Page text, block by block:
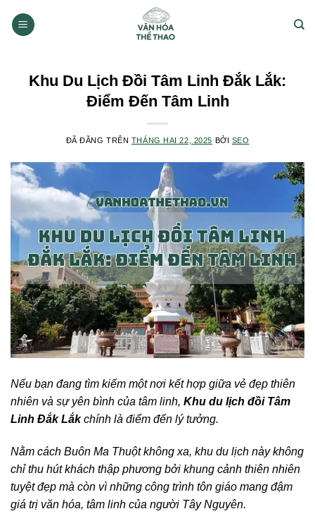
đến
Khu Du Lịch Đồi Tâm Linh Đắk Lắk:
Điểm Đến Tâm Linh
ĐÃ ĐĂNG TRÊN THÁNG HAI 22, 2025 BỞI SEO
Nếu bạn đang tìm kiếm một nơi kết hợp giữa vẻ đẹp thiên
nhiên và sự yên bình của tâm linh, Khu du lịch đồi Tâm
Linh Đắk Lắkchính là điểm đến lý tưởng.
Nằm cách Buôn Ma Thuột không xa, khu du lịch này không
chỉ thu hút khách thập phương bởi khung cảnh thiên nhiên
tuyệt đẹp mà còn vì những công trình tôn giáo mang đậm
giá trị văn hóa, tâm linh của người Tây Nguyên.